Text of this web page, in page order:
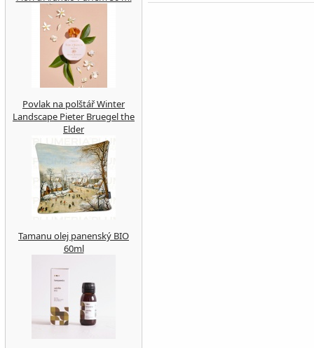
Povlak na polštář Winter
Landscape Pieter Bruegel the
Elder
Tamanu olej panenský BIO
60ml